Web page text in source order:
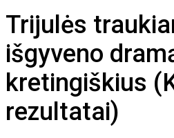
Trijulės
išgyveno
kretingiškius
rezultatai)